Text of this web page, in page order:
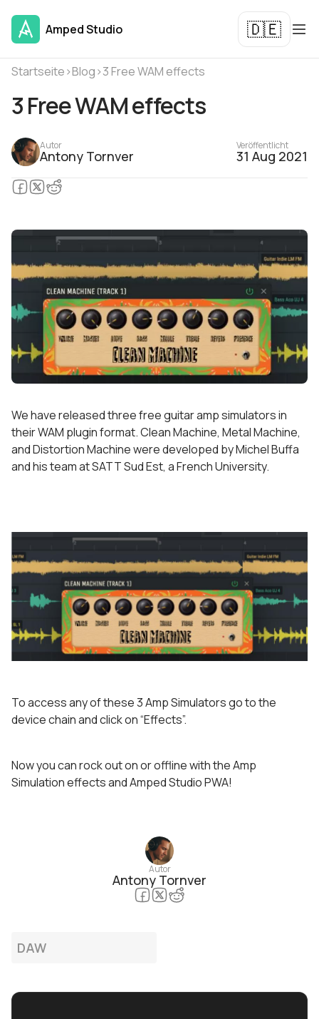
Amped Studio 🇩🇪
Startseite›Blog›3 Free WAM effects
3 Free WAM effects
Autor
Antony Tornver
Veröffentlicht
31 Aug 2021
We have released three free guitar amp simulators in
their WAM plugin format. Clean Machine, Metal Machine,
and Distortion Machine were developed by Michel Buffa
and his team at SATT Sud Est, a French University.
To access any of these 3 Amp Simulators go to the
device chain and click on “Effects”.
Now you can rock out on or offline with the Amp
Simulation effects and Amped Studio PWA!
Autor
Antony Tornver
DAW